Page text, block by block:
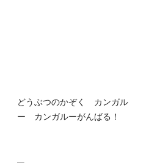
どうぶつのかぞく カンガル
ー カンガルーがんばる！